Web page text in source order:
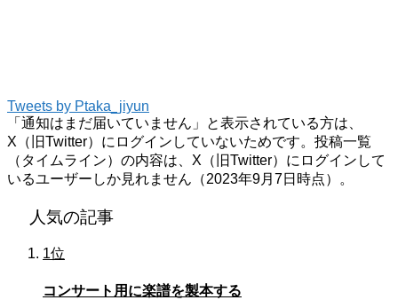
Tweets by Ptaka_jiyun
「通知はまだ届いていません」と表示されている方は、
X（旧Twitter）にログインしていないためです。投稿一覧
（タイムライン）の内容は、X（旧Twitter）にログインして
いるユーザーしか見れません（2023年9月7日時点）。
人気の記事
1位
コンサート用に楽譜を製本する